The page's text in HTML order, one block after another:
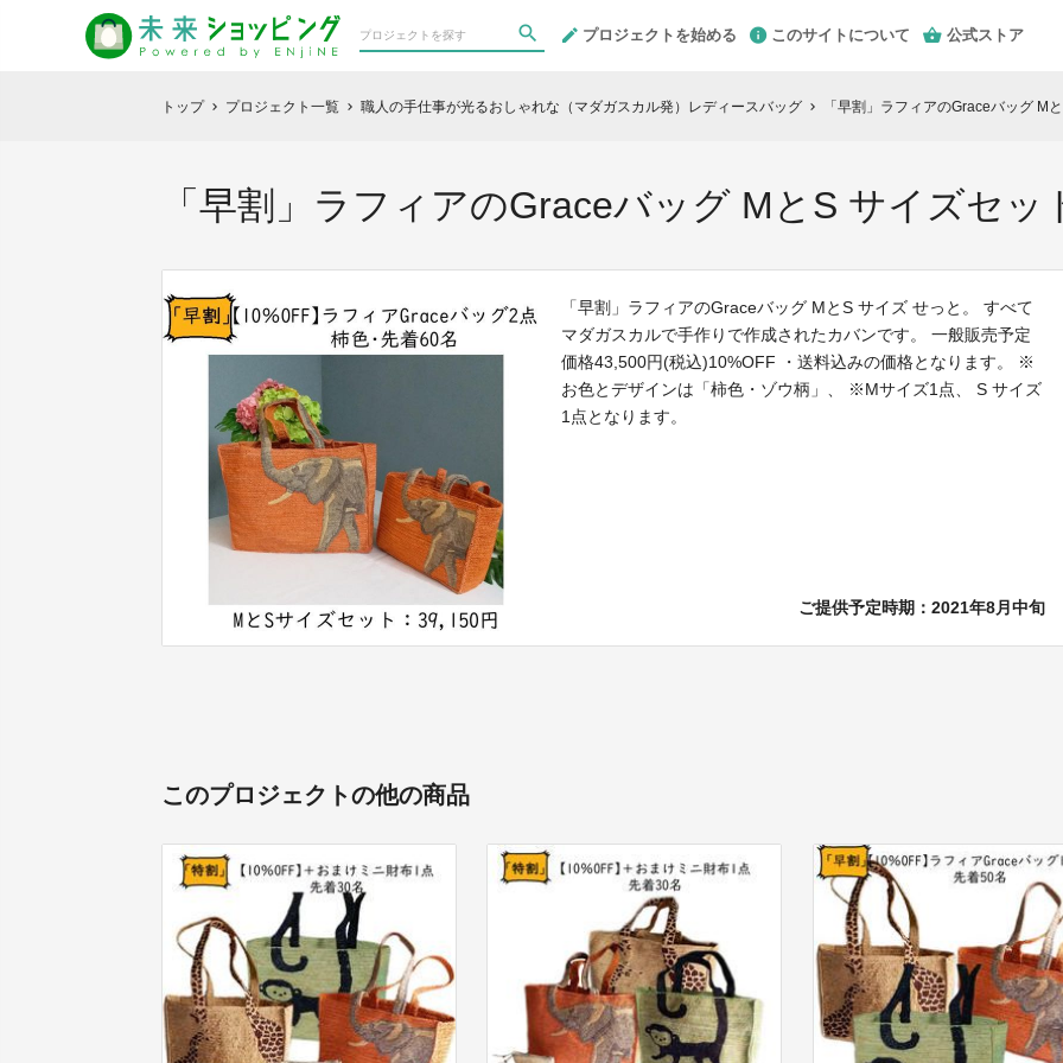
プロジェクトを始める このサイトについて 公式ストア
トップ chevron_right プロジェクト一覧 chevron_right 職人の手仕事が光るおしゃれな（マダガスカル発）レディースバッグ chevron_right 「早割」ラフィアのGraceバッグ M
「早割」ラフィアのGraceバッグ MとS サイズセッ
「早割」ラフィアのGraceバッグ MとS サイズ せっと。 すべて
マダガスカルで手作りで作成されたカバンです。 一般販売予定
価格43,500円(税込)10%OFF ・送料込みの価格となります。 ※
お色とデザインは「柿色・ゾウ柄」、 ※Mサイズ1点、 S サイズ
1点となります。
ご提供予定時期：2021年8月中旬
このプロジェクトの他の商品